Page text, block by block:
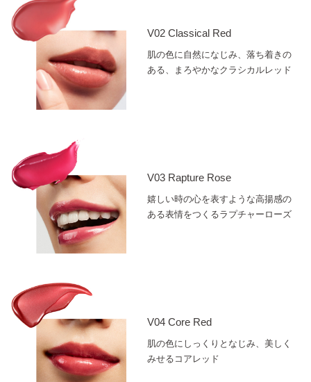
V02 Classical Red
肌の色に自然になじみ、落ち着きの
ある、まろやかなクラシカルレッド
V03 Rapture Rose
嬉しい時の心を表すような高揚感の
ある表情をつくるラプチャーローズ
V04 Core Red
肌の色にしっくりとなじみ、美しく
みせるコアレッド